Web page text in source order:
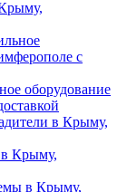
с
оборудование
в Крыму,
Крыму,
в Крыму,